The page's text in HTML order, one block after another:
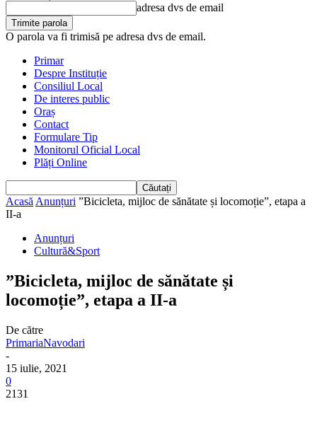
adresa dvs de email
O parola va fi trimisă pe adresa dvs de email.
Primar
Despre Instituție
Consiliul Local
De interes public
Oraș
Contact
Formulare Tip
Monitorul Oficial Local
Plăți Online
Acasă Anunțuri ”Bicicleta, mijloc de sănătate și locomoție”, etapa a
II-a
Anunțuri
Cultură&Sport
”Bicicleta, mijloc de sănătate și
locomoție”, etapa a II-a
De către
PrimariaNavodari
-
15 iulie, 2021
0
2131